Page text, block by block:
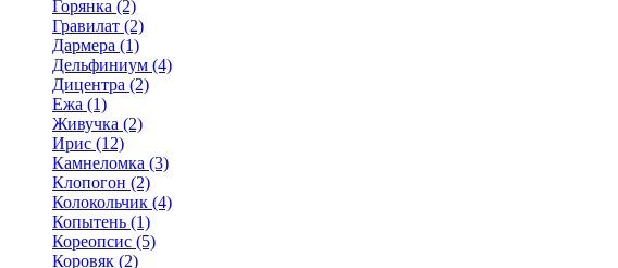
Горянка (2)
Гравилат (2)
Дармера (1)
Дельфиниум (4)
Дицентра (2)
Ежа (1)
Живучка (2)
Ирис (12)
Камнеломка (3)
Клопогон (2)
Колокольчик (4)
Копытень (1)
Кореопсис (5)
Коровяк (2)